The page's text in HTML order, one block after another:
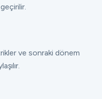
ve sonraki dönem